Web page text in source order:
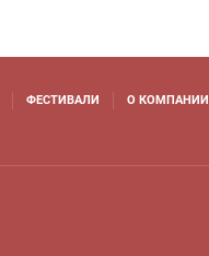
ФЕСТИВАЛИ
О КОМПАНИИ